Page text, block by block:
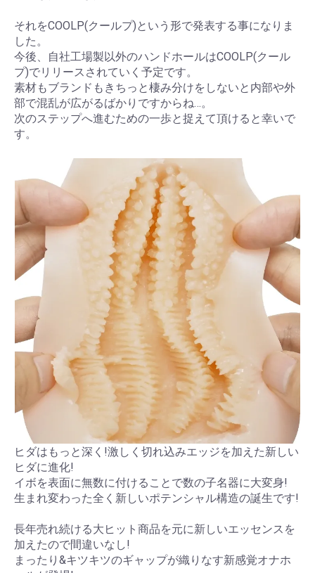
それをCOOLP(クールプ)という形で発表する事になりま
した。
今後、自社工場製以外のハンドホールはCOOLP(クール
プ)でリリースされていく予定です。
素材もブランドもきちっと棲み分けをしないと内部や外
部で混乱が広がるばかりですからね…。
次のステップへ進むための一歩と捉えて頂けると幸いで
す。
ヒダはもっと深く!激しく切れ込みエッジを加えた新しい
ヒダに進化!
イボを表面に無数に付けることで数の子名器に大変身!
生まれ変わった全く新しいポテンシャル構造の誕生です!
長年売れ続ける大ヒット商品を元に新しいエッセンスを
加えたので間違いなし!
まったり&キツキツのギャップが織りなす新感覚オナホ